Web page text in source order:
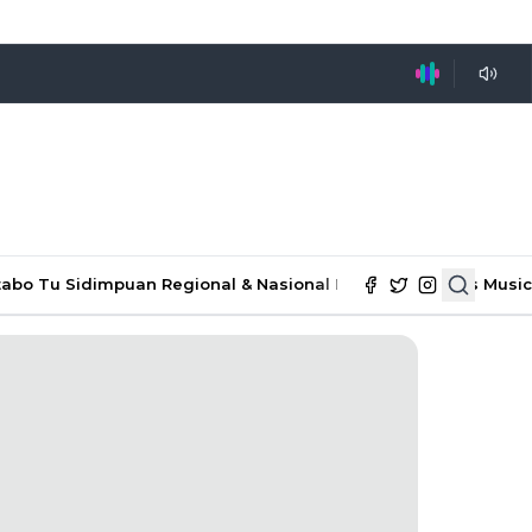
Tu Sidimpuan Regional & Nasional Ekonomi & Bisnis Music